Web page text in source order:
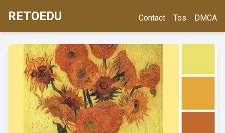
RETOEDU Contact Tos DMCA